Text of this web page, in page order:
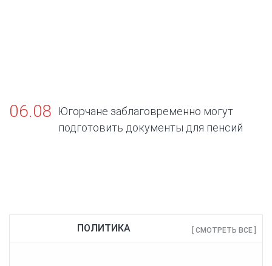
06.08
Югорчане заблаговременно могут
подготовить документы для пенсий
ПОЛИТИКА [ СМОТРЕТЬ ВСЕ ]